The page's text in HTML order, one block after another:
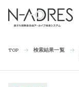
TOP 検索結果一覧